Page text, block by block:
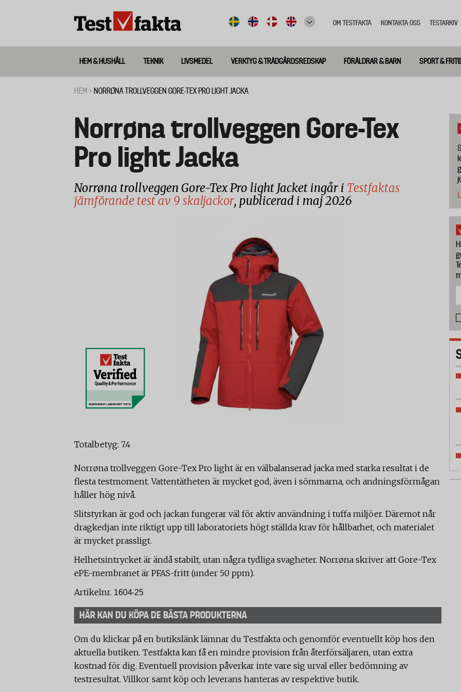
meny
OM TESTFAKTA KONTAKTA OSS TESTARKIV
Huvudmeny
ny
HEM & HUSHÅLL TEKNIK LIVSMEDEL VERKTYG & TRÄDGÅRDSREDSKAP FÖRÄLDRAR & BARN SPORT &
HEM NORRØNA TROLLVEGGEN GORE-TEX PRO LIGHT JACKA
Norrøna trollveggen Gore-Tex
Pro light Jacka
Norrøna trollveggen Gore-Tex Pro light Jacket ingår i Testfaktas
jämförande test av 9 skaljackor, publicerad i maj 2026
Totalbetyg: 7.4
Norrøna trollveggen Gore-Tex Pro light är en välbalanserad jacka med starka resultat i de
flesta testmoment. Vattentätheten är mycket god, även i sömmarna, och andningsförmågan
håller hög nivå.
Slitstyrkan är god och jackan fungerar väl för aktiv användning i tuffa miljöer. Däremot når
dragkedjan inte riktigt upp till laboratoriets högt ställda krav för hållbarhet, och materialet
är mycket prassligt.
Helhetsintrycket är ändå stabilt, utan några tydliga svagheter. Norrøna skriver att Gore-Tex
ePE-membranet är PFAS-fritt (under 50 ppm).
Artikelnr. 1604-25
HÄR KAN DU KÖPA DE BÄSTA PRODUKTERNA
Om du klickar på en butikslänk lämnar du Testfakta och genomför eventuellt köp hos den
aktuella butiken. Testfakta kan få en mindre provision från återförsäljaren, utan extra
kostnad för dig. Eventuell provision påverkar inte vare sig urval eller bedömning av
testresultat. Villkor samt köp och leverans hanteras av respektive butik.